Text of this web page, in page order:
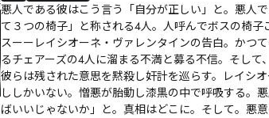
悪人である彼はこう言う「自分が正しい」と。悪人
て３つの椅子」と称される4人。人呼んでボスの椅
スーーレイシオーネ・ヴァレンタインの告白。かつ
るチェアーズの4人に溜まる不満と募る不信。そし
彼らは残された意思を黙殺し奸計を巡らす。レイシ
ししかいない。憎悪が胎動し漆黒の中で呼吸する。
ばいいじゃないか」と。真相はどこに。そして。悪意